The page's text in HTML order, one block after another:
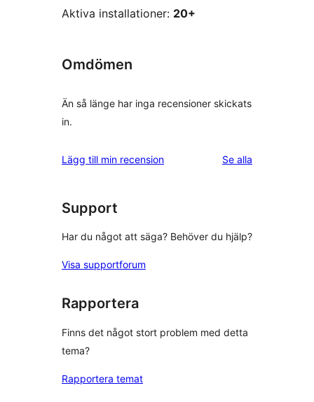
Aktiva installationer: 20+
Omdömen
Än så länge har inga recensioner skickats
in.
Lägg till min recension Se alla
Support
Har du något att säga? Behöver du hjälp?
Visa supportforum
Rapportera
Finns det något stort problem med detta
tema?
Rapportera temat